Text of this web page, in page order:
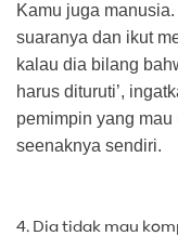
Kamu juga
suaranya dan ikut
kalau dia bilang
harus dituruti’,
pemimpin yang
seenaknya sendiri.
4. Dia tidak mau